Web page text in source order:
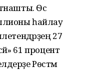
Ѳс
һайлау
27
61 процент
Рѳстәм